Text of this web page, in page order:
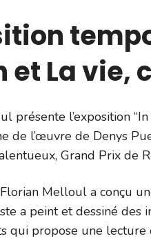
et La vie,
présente l’exposition
de l’œuvre de Denys
Grand Prix de
Melloul a conçu
a peint et dessiné des
qui propose une